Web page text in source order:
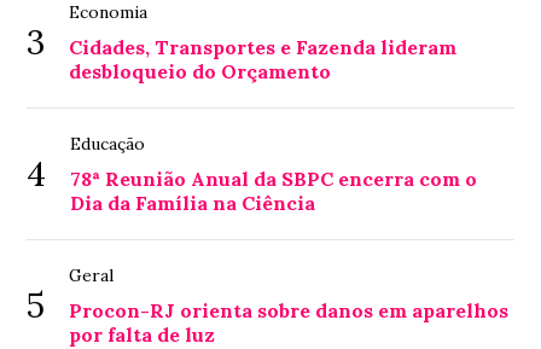
3
Economia
Cidades, Transportes e Fazenda lideram
desbloqueio do Orçamento
4
Educação
78ª Reunião Anual da SBPC encerra com o
Dia da Família na Ciência
5
Geral
Procon-RJ orienta sobre danos em aparelhos
por falta de luz